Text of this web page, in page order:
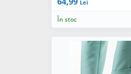
Lei
În stoc